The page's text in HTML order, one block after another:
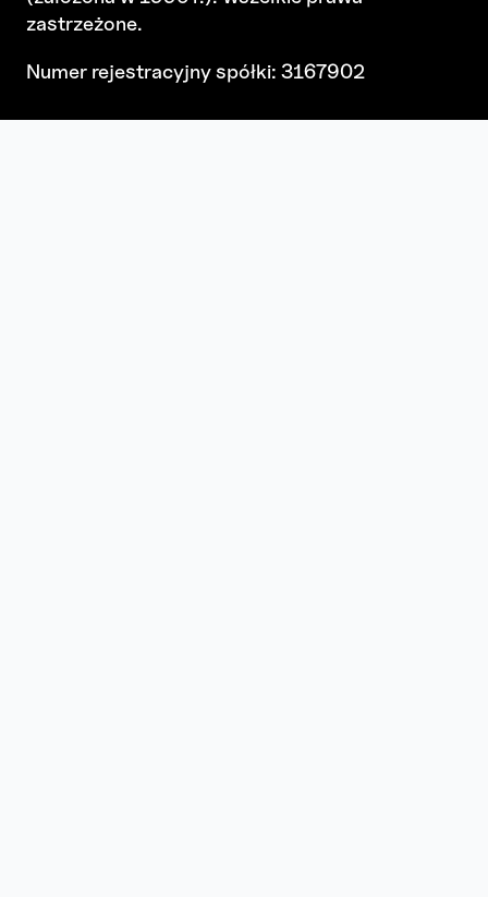
zastrzeżone.
Numer rejestracyjny spółki: 3167902